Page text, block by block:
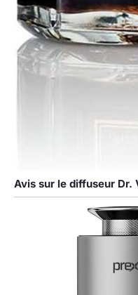
Avis sur le diffuseur Dr.